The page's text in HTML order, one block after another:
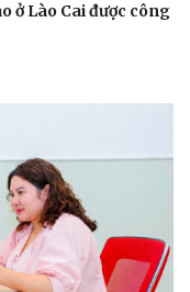
ở Lào Cai được công